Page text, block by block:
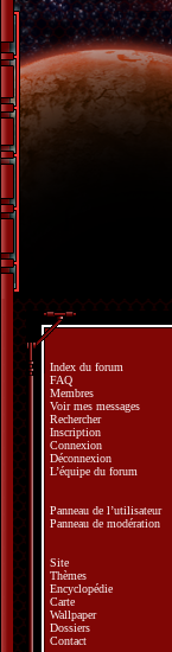
Index du forum
FAQ
Membres
Voir mes messages
Rechercher
Inscription
Connexion
Déconnexion
L’équipe du forum
Panneau de l’utilisateur
Panneau de modération
Site
Thèmes
Encyclopédie
Carte
Wallpaper
Dossiers
Contact